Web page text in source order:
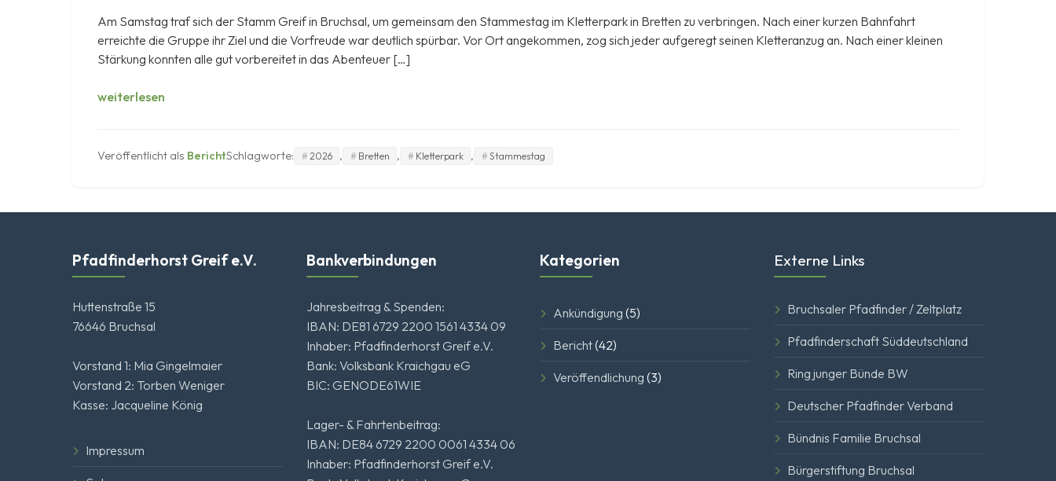
Am Samstag traf sich der Stamm Greif in Bruchsal, um gemeinsam den Stammestag im Kletterpark in Bretten zu verbringen. Nach einer kurzen Bahnfahrt
erreichte die Gruppe ihr Ziel und die Vorfreude war deutlich spürbar. Vor Ort angekommen, zog sich jeder aufgeregt seinen Kletteranzug an. Nach einer kleinen
Stärkung konnten alle gut vorbereitet in das Abenteuer […]
weiterlesen
Veröffentlicht als BerichtSchlagworte: 2026 , Bretten , Kletterpark , Stammestag
Pfadfinderhorst Greif e.V.
Huttenstraße 15
76646 Bruchsal
Vorstand 1: Mia Gingelmaier
Vorstand 2: Torben Weniger
Kasse: Jacqueline König
Impressum
Bankverbindungen
Jahresbeitrag & Spenden:
IBAN: DE81 6729 2200 1561 4334 09
Inhaber: Pfadfinderhorst Greif e.V.
Bank: Volksbank Kraichgau eG
BIC: GENODE61WIE
Lager- & Fahrtenbeitrag:
IBAN: DE84 6729 2200 0061 4334 06
Inhaber: Pfadfinderhorst Greif e.V.
Kategorien
Ankündigung (5)
Bericht(42)
Veröffendlichung (3)
Externe Links
Bruchsaler Pfadfinder / Zeltplatz
Pfadfinderschaft Süddeutschland
Ring junger Bünde BW
Deutscher Pfadfinder Verband
Bündnis Familie Bruchsal
Bürgerstiftung Bruchsal